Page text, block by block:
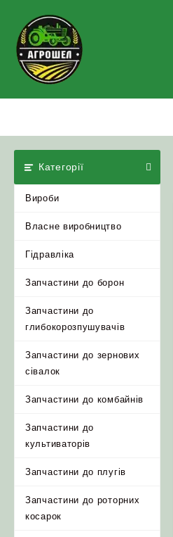
content
Категорії
Вироби
Власне виробництво
Гідравліка
Запчастини до борон
Запчастини до
глибокорозпушувачів
Запчастини до зернових
сівалок
Запчастини до комбайнів
Запчастини до
культиваторів
Запчастини до плугів
Запчастини до роторних
косарок